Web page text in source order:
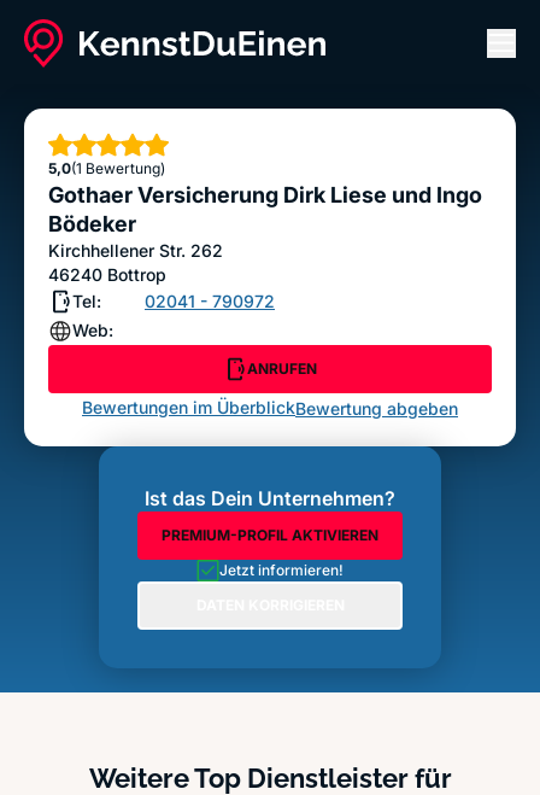
Gothaer Versicherung Dirk Liese und Ingo
Bödeker
Bewertung abgeben
5,0
Sterne
(1 Bewertung)
Gothaer Versicherung Dirk Liese und Ingo
Bödeker
Kirchhellener Str. 262
46240 Bottrop
Tel:
02041 - 790972
Web:
ANRUFEN
Bewertungen im ÜberblickBewertung abgeben
Ist das Dein Unternehmen?
PREMIUM-PROFIL AKTIVIEREN
Jetzt informieren!
Weitere Top Dienstleister für